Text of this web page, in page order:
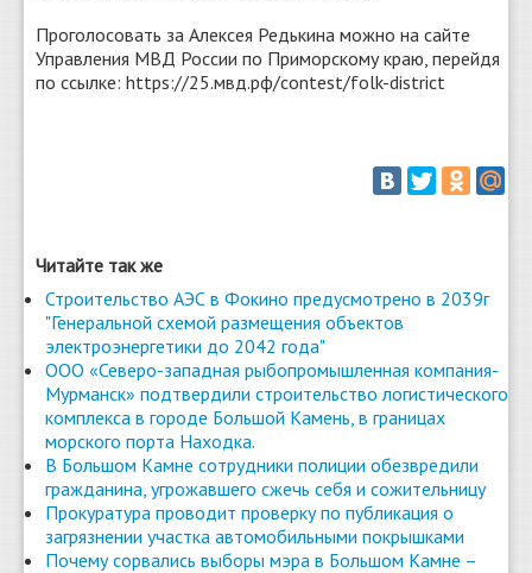
Проголосовать за Алексея Редькина можно на сайте
Управления МВД России по Приморскому краю, перейдя
по ссылке: https://25.мвд.рф/contest/folk-district
Читайте так же
Строительство АЭС в Фокино предусмотрено в 2039г
"Генеральной схемой размещения объектов
электроэнергетики до 2042 года"
ООО «Северо-западная рыбопромышленная компания-
Мурманск» подтвердили строительство логистического
комплекса в городе Большой Камень, в границах
морского порта Находка.
В Большом Камне сотрудники полиции обезвредили
гражданина, угрожавшего сжечь себя и сожительницу
Прокуратура проводит проверку по публикация о
загрязнении участка автомобильными покрышками
Почему сорвались выборы мэра в Большом Камне –